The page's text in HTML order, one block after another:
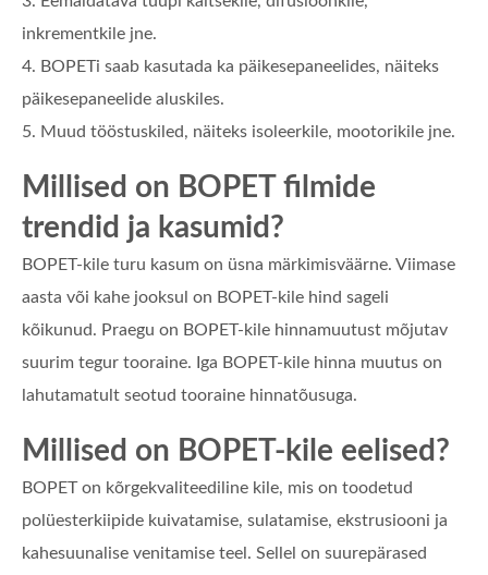
inkrementkile jne.
4. BOPETi saab kasutada ka päikesepaneelides, näiteks
päikesepaneelide aluskiles.
5. Muud tööstuskiled, näiteks isoleerkile, mootorikile jne.
Millised on BOPET filmide
trendid ja kasumid?
BOPET-kile turu kasum on üsna märkimisväärne. Viimase
aasta või kahe jooksul on BOPET-kile hind sageli
kõikunud. Praegu on BOPET-kile hinnamuutust mõjutav
suurim tegur tooraine. Iga BOPET-kile hinna muutus on
lahutamatult seotud tooraine hinnatõusuga.
Millised on BOPET-kile eelised?
BOPET on kõrgekvaliteediline kile, mis on toodetud
polüesterkiipide kuivatamise, sulatamise, ekstrusiooni ja
kahesuunalise venitamise teel. Sellel on suurepärased